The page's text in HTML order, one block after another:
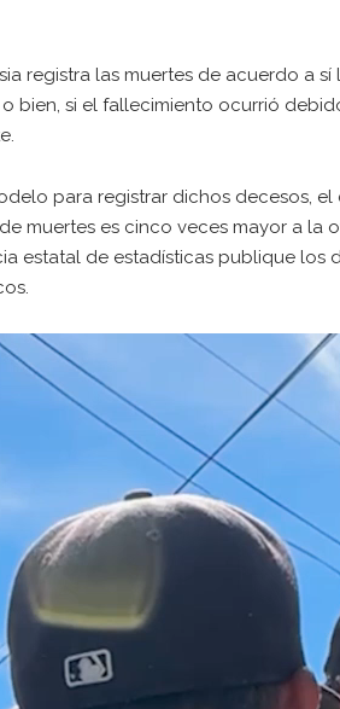
registra las muertes de acuerdo a
bien, si el fallecimiento ocurrió
para registrar dichos decesos,
muertes es cinco veces mayor a la
estatal de estadísticas publique los